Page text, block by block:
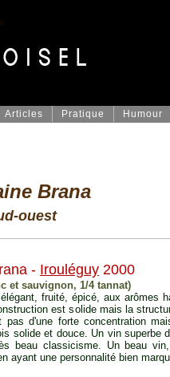
Articles Pratique Humour
Brana
ouest
- Irouléguy 2000
et sauvignon, 1/4 tannat)
fruité, épicé, aux arômes
est solide mais la
pas d'une forte concentration
solide et douce. Un vin superbe
beau classicisme. Un beau
ayant une personnalité bien